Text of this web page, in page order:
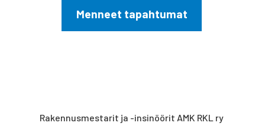
Menneet tapahtumat
Rakennusmestarit ja -insinöörit AMK RKL ry